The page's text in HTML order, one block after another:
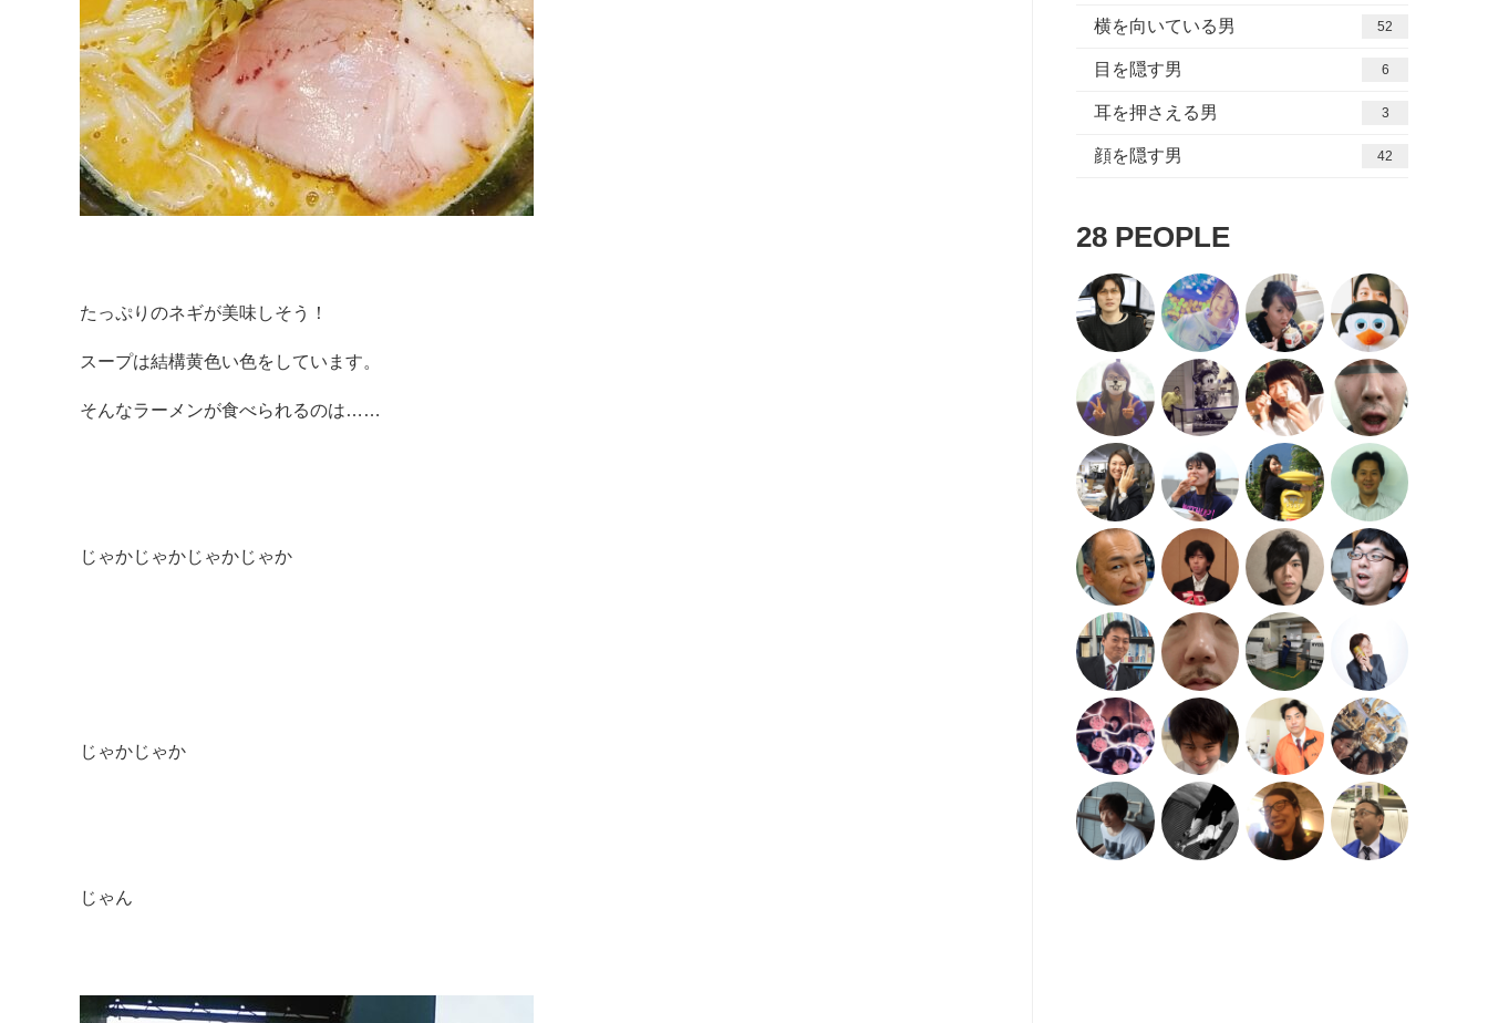
たっぷりのネギが美味しそう！
スープは結構黄色い色をしています。
そんなラーメンが食べられるのは……
じゃかじゃかじゃかじゃか
じゃかじゃか
じゃん
横を向いている男 52
目を隠す男 6
耳を押さえる男 3
顔を隠す男 42
28 PEOPLE